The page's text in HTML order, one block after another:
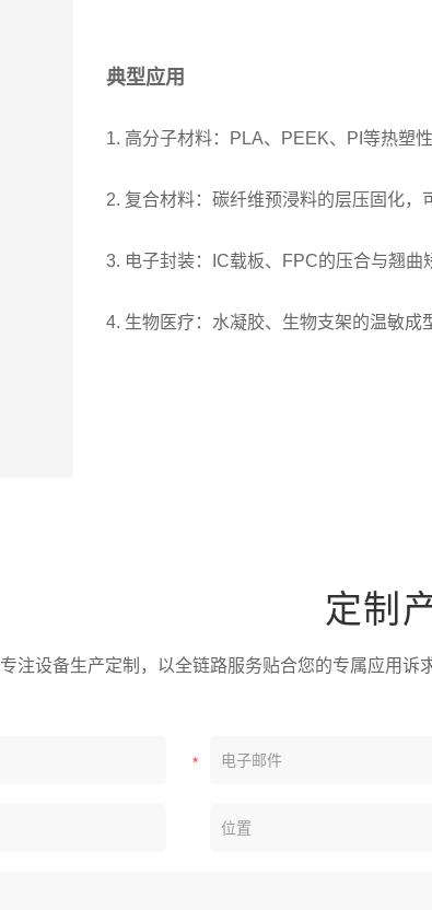
典型应用
1. 高分子材料：PLA、PEEK、PI等热塑
2. 复合材料：碳纤维预浸料的层压固化，
3. 电子封装：IC载板、FPC的压合与翘曲
4. 生物医疗：水凝胶、生物支架的温敏成
定制
专注设备生产定制，以全链路服务贴合您的专属应用诉